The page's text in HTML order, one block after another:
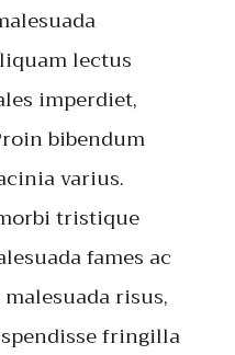
lectus
imperdiet,
bibendum
varius.
tristique
fames ac
risus,
fringilla